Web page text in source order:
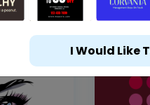
I Would Like